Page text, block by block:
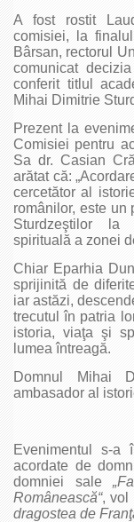
A fost rostit
comisiei, la
Bârsan, rectorul
comunicat
conferit titlul
Mihai Dimitrie
Prezent la
Comisiei pentru
Sa dr. Casian
arătat că:
cercetător al
românilor, este un
Sturdzeştilor la
spirituală a zonei
Chiar Eparhia
sprijinită de
iar astăzi,
trecutul în patria
istoria, viaţa şi
lumea întreagă.
Domnul Mihai
ambasador al
Evenimentul s-a
acordate de
domniei sale
Românească“, vol
dragostea de